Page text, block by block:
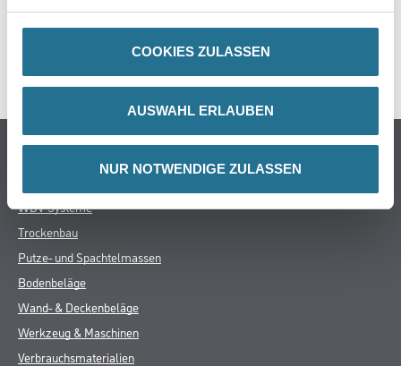
COOKIES ZULASSEN
AUSWAHL ERLAUBEN
NUR NOTWENDIGE ZULASSEN
ZUSATZINFOS
Online-Shop
WDV-Systeme
Trockenbau
Putze- und Spachtelmassen
Bodenbeläge
Wand- & Deckenbeläge
Werkzeug & Maschinen
Verbrauchsmaterialien